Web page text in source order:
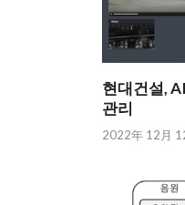
현대건설,
관리
2022年 12月